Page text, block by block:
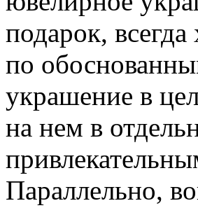
подарок,
по
украшение в
на нем в
Параллельно,